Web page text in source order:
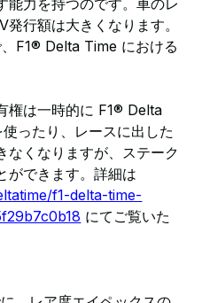
能力を持つのです。車のレ
行額は大きくなります。
F1® Delta Time における
権は一時的に F1® Delta
ったり、レースに出した
なくなりますが、ステーク
ができます。詳細は
f1-delta-time-
にてご覧いた